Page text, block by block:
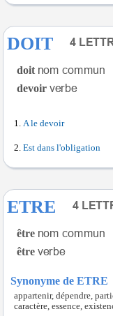
DOIT
doit
devoir
A le devoir
Est dans l'obligation
ETRE
être
être
Synonyme de ETRE
appartenir, dépendre,
caractère, essence,